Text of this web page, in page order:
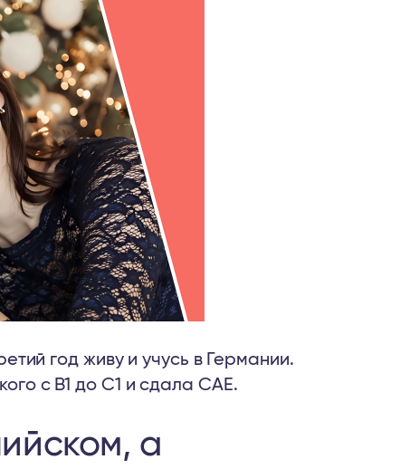
год живу и учусь в Германии.
с B1 до C1 и сдала CAE.
а